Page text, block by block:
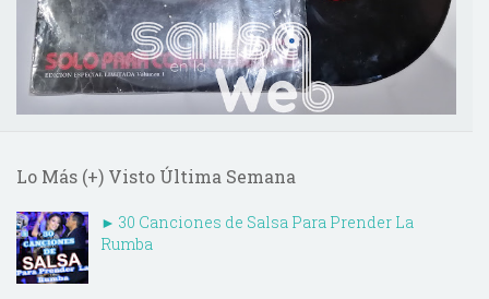
Lo Más (+) Visto Última Semana
► 30 Canciones de Salsa Para Prender La
Rumba